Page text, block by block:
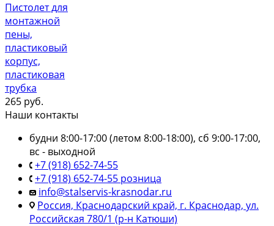
Пистолет для
монтажной
пены,
пластиковый
корпус,
пластиковая
трубка
265 руб.
Наши контакты
будни 8:00-17:00 (летом 8:00-18:00), сб 9:00-17:00,
вс - выходной
+7 (918) 652-74-55
+7 (918) 652-74-55 розница
info@stalservis-krasnodar.ru
Россия, Краснодарский край, г. Краснодар, ул.
Российская 780/1 (р-н Катюши)